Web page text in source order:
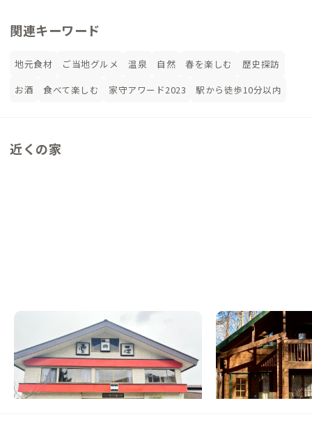
関連キーワード
地元食材 ご当地グルメ 温泉 自然 春を楽しむ
歴史探訪
お酒
食べて楽しむ 家守アワード2023 駅から徒歩10分以内
近くの家
長野県 ホテル/旅館
【温泉付き】北アルプスが目の前に広がる、
BARで地酒も楽しめる拠点
この家からの距離 22km
佐久A邸
長野県 戸建て
【まるっと貸切専用
ス暮らし
この家からの距離 56km